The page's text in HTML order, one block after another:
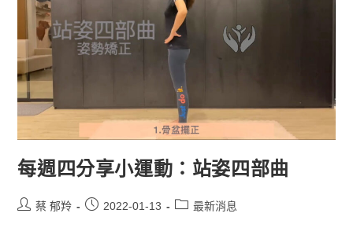
每週四分享小運動：站姿四部曲
蔡 郁羚 2022-01-13 最新消息